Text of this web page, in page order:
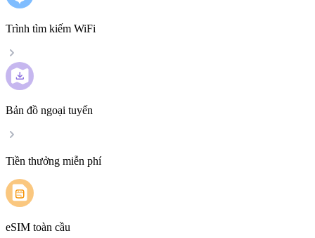
Trình tìm kiếm WiFi
Bản đồ ngoại tuyến
Tiền thưởng miễn phí
eSIM toàn cầu